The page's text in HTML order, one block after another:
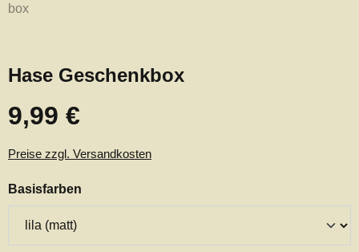
Hase Geschenkbox
Regulärer Preis:
9,99 €
Preise zzgl. Versandkosten
Basisfarben